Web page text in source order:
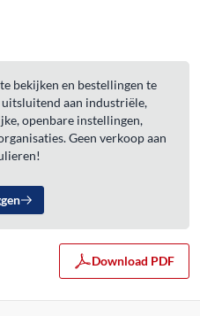
bekijken en bestellingen te
uitsluitend aan industriële,
openbare instellingen,
Geen verkoop aan
Download PDF